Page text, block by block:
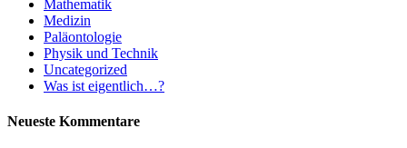
Mathematik
Medizin
Paläontologie
Physik und Technik
Uncategorized
Was ist eigentlich…?
Neueste Kommentare